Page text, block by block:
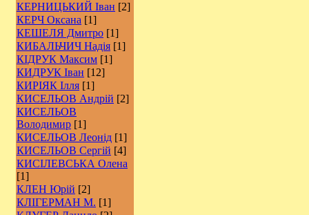
КЕРНИЦЬКИЙ Іван [2]
КЕРЧ Оксана [1]
КЕШЕЛЯ Дмитро [1]
КИБАЛЬЧИЧ Надія [1]
КІДРУК Максим [1]
КИДРУК Іван [12]
КИРІЯК Ілля [1]
КИСЕЛЬОВ Андрій [2]
КИСЕЛЬОВ
Володимир [1]
КИСЕЛЬОВ Леонід [1]
КИСЕЛЬОВ Сергій [4]
КИСІЛЕВСЬКА Олена
[1]
КЛЕН Юрій [2]
КЛІГЕРМАН М. [1]